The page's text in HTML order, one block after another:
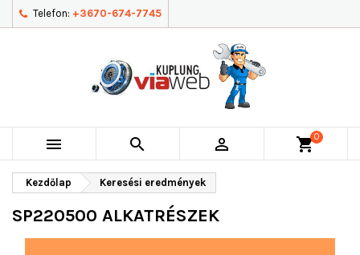
Telefon: +3670-674-7745
   shopping_cart0
Kezdőlap Keresési eredmények
SP220500 ALKATRÉSZEK